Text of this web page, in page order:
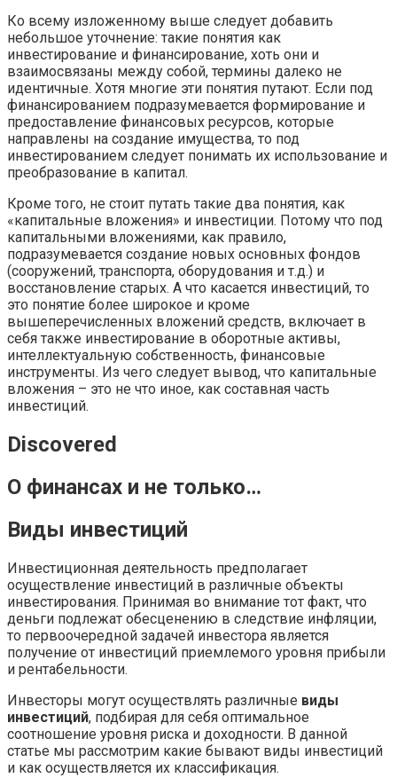
Ко всему изложенному выше следует добавить
небольшое уточнение: такие понятия как
инвестирование и финансирование, хоть они и
взаимосвязаны между собой, термины далеко не
идентичные. Хотя многие эти понятия путают. Если под
финансированием подразумевается формирование и
предоставление финансовых ресурсов, которые
направлены на создание имущества, то под
инвестированием следует понимать их использование и
преобразование в капитал.
Кроме того, не стоит путать такие два понятия, как
«капитальные вложения» и инвестиции. Потому что под
капитальными вложениями, как правило,
подразумевается создание новых основных фондов
(сооружений, транспорта, оборудования и т.д.) и
восстановление старых. А что касается инвестиций, то
это понятие более широкое и кроме
вышеперечисленных вложений средств, включает в
себя также инвестирование в оборотные активы,
интеллектуальную собственность, финансовые
инструменты. Из чего следует вывод, что капитальные
вложения – это не что иное, как составная часть
инвестиций.
Discovered
О финансах и не только…
Виды инвестиций
Инвестиционная деятельность предполагает
осуществление инвестиций в различные объекты
инвестирования. Принимая во внимание тот факт, что
деньги подлежат обесценению в следствие инфляции,
то первоочередной задачей инвестора является
получение от инвестиций приемлемого уровня прибыли
и рентабельности.
Инвесторы могут осуществлять различные виды
инвестиций, подбирая для себя оптимальное
соотношение уровня риска и доходности. В данной
статье мы рассмотрим какие бывают виды инвестиций
и как осуществляется их классификация.